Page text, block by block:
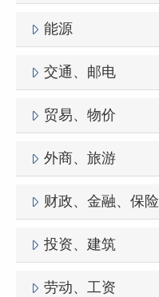
能源
交通、邮电
贸易、物价
外商、旅游
财政、金融、保险
投资、建筑
劳动、工资